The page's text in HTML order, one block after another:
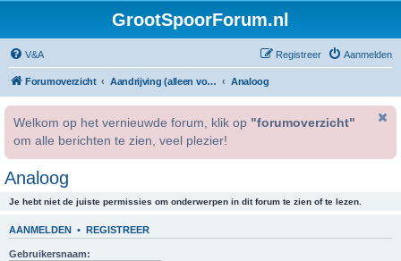
GrootSpoorForum.nl
V&A Aanmelden
Registreer
Forumoverzicht Aandrijving (alleen voor geregistreerde gebruikers). Analoog
Welkom op het vernieuwde forum, klik op "forumoverzicht"
om alle berichten te zien, veel plezier!
Analoog
Je hebt niet de juiste permissies om onderwerpen in dit forum te zien of te lezen.
AANMELDEN • REGISTREER
Gebruikersnaam: